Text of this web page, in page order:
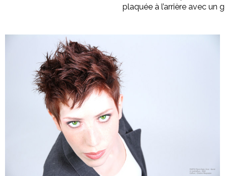
plaquée à l’arrière avec un